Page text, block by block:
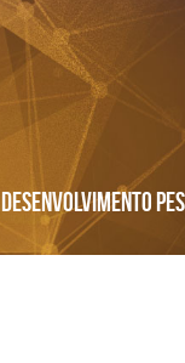
Desenvolvimento